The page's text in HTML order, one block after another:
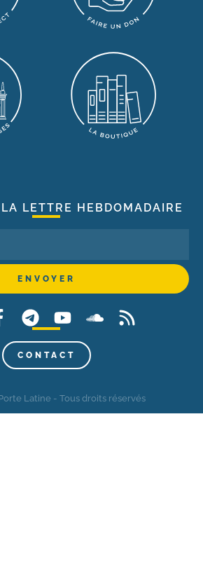
LETTRE HEBDOMADAIRE
CONTACT
Latine - Tous droits réservés